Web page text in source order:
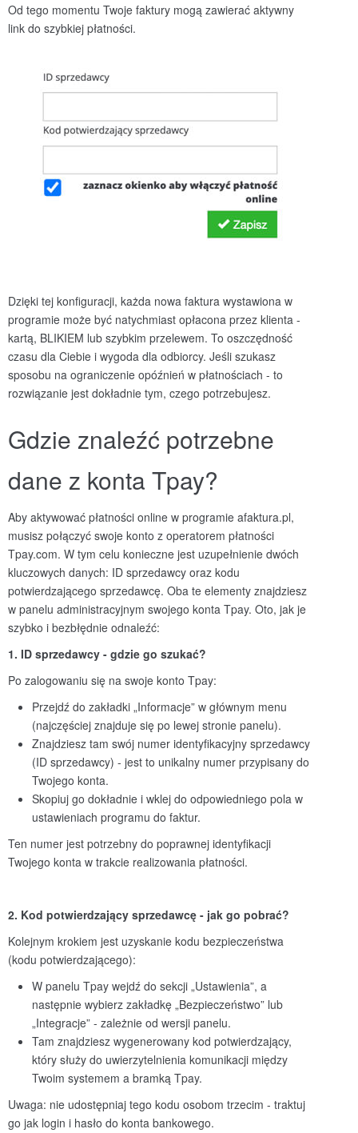
Od tego momentu Twoje faktury mogą zawierać aktywny
link do szybkiej płatności.
Dzięki tej konfiguracji, każda nowa faktura wystawiona w
programie może być natychmiast opłacona przez klienta -
kartą, BLIKIEM lub szybkim przelewem. To oszczędność
czasu dla Ciebie i wygoda dla odbiorcy. Jeśli szukasz
sposobu na ograniczenie opóźnień w płatnościach - to
rozwiązanie jest dokładnie tym, czego potrzebujesz.
Gdzie znaleźć potrzebne
dane z konta Tpay?
Aby aktywować płatności online w programie afaktura.pl,
musisz połączyć swoje konto z operatorem płatności
Tpay.com. W tym celu konieczne jest uzupełnienie dwóch
kluczowych danych: ID sprzedawcy oraz kodu
potwierdzającego sprzedawcę. Oba te elementy znajdziesz
w panelu administracyjnym swojego konta Tpay. Oto, jak je
szybko i bezbłędnie odnaleźć:
1. ID sprzedawcy - gdzie go szukać?
Po zalogowaniu się na swoje konto Tpay:
Przejdź do zakładki „Informacje” w głównym menu
(najczęściej znajduje się po lewej stronie panelu).
Znajdziesz tam swój numer identyfikacyjny sprzedawcy
(ID sprzedawcy) - jest to unikalny numer przypisany do
Twojego konta.
Skopiuj go dokładnie i wklej do odpowiedniego pola w
ustawieniach programu do faktur.
Ten numer jest potrzebny do poprawnej identyfikacji
Twojego konta w trakcie realizowania płatności.
2. Kod potwierdzający sprzedawcę - jak go pobrać?
Kolejnym krokiem jest uzyskanie kodu bezpieczeństwa
(kodu potwierdzającego):
W panelu Tpay wejdź do sekcji „Ustawienia”, a
następnie wybierz zakładkę „Bezpieczeństwo” lub
„Integracje” - zależnie od wersji panelu.
Tam znajdziesz wygenerowany kod potwierdzający,
który służy do uwierzytelnienia komunikacji między
Twoim systemem a bramką Tpay.
Uwaga: nie udostępniaj tego kodu osobom trzecim - traktuj
go jak login i hasło do konta bankowego.